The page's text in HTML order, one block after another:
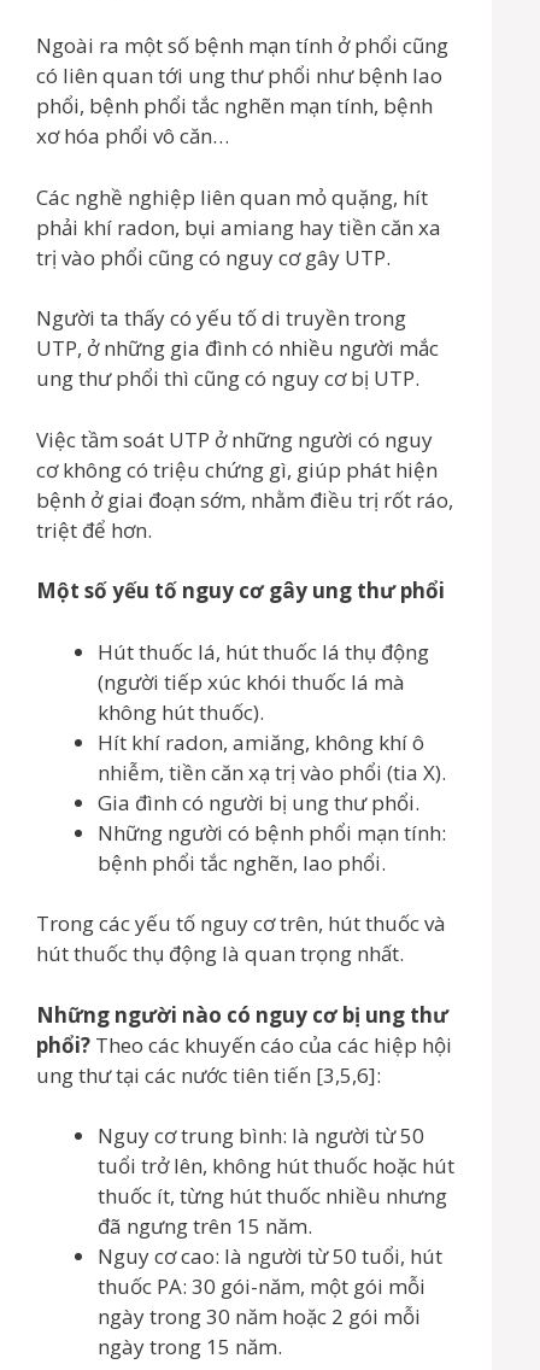
Ngoài ra một số bệnh mạn tính ở phổi cũng
có liên quan tới ung thư phổi như bệnh lao
phổi, bệnh phổi tắc nghẽn mạn tính, bệnh
xơ hóa phổi vô căn…
Các nghề nghiệp liên quan mỏ quặng, hít
phải khí radon, bụi amiang hay tiền căn xa
trị vào phổi cũng có nguy cơ gây UTP.
Người ta thấy có yếu tố di truyền trong
UTP, ở những gia đình có nhiều người mắc
ung thư phổi thì cũng có nguy cơ bị UTP.
Việc tầm soát UTP ở những người có nguy
cơ không có triệu chứng gì, giúp phát hiện
bệnh ở giai đoạn sớm, nhằm điều trị rốt ráo,
triệt để hơn.
Một số yếu tố nguy cơ gây ung thư phổi
Hút thuốc lá, hút thuốc lá thụ động
(người tiếp xúc khói thuốc lá mà
không hút thuốc).
Hít khí radon, amiăng, không khí ô
nhiễm, tiền căn xạ trị vào phổi (tia X).
Gia đình có người bị ung thư phổi.
Những người có bệnh phổi mạn tính:
bệnh phổi tắc nghẽn, lao phổi.
Trong các yếu tố nguy cơ trên, hút thuốc và
hút thuốc thụ động là quan trọng nhất.
Những người nào có nguy cơ bị ung thư
phổi? Theo các khuyến cáo của các hiệp hội
ung thư tại các nước tiên tiến [3,5,6]:
Nguy cơ trung bình: là người từ 50
tuổi trở lên, không hút thuốc hoặc hút
thuốc ít, từng hút thuốc nhiều nhưng
đã ngưng trên 15 năm.
Nguy cơ cao: là người từ 50 tuổi, hút
thuốc PA: 30 gói-năm, một gói mỗi
ngày trong 30 năm hoặc 2 gói mỗi
ngày trong 15 năm.